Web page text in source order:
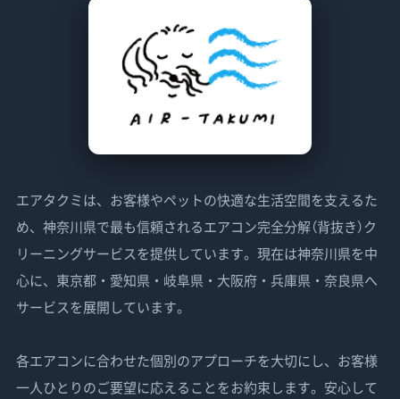
エアタクミは、お客様やペットの快適な生活空間を支えるた
め、神奈川県で最も信頼されるエアコン完全分解（背抜き）ク
リーニングサービスを提供しています。現在は神奈川県を中
心に、東京都・愛知県・岐阜県・大阪府・兵庫県・奈良県へ
サービスを展開しています。
各エアコンに合わせた個別のアプローチを大切にし、お客様
一人ひとりのご要望に応えることをお約束します。安心して